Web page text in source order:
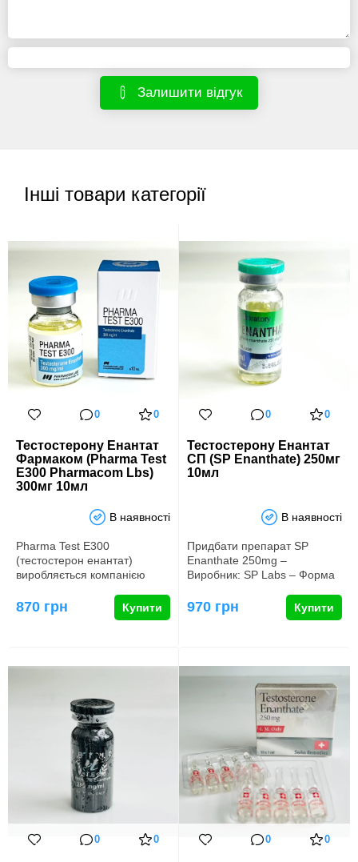
Залишити відгук
Інші товари категорії
0 0
Тестостерону Енантат
Фармаком (Pharma Test
E300 Pharmacom Lbs)
300мг 10мл
В наявності
Pharma Test E300
(тестостерон енантат)
виробляється компанією
є популярни…
870 грн Купити
0 0
Тестостерону Енантат
СП (SP Enanthate) 250мг
10мл
В наявності
Придбати препарат SP
Enanthate 250mg –
Виробник: SP Labs – Форма
– Т…
970 грн Купити
0 0 0 0